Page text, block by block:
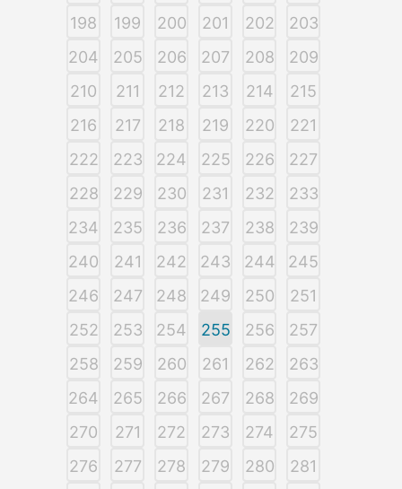
198
199 200 201 202
203
204
205 206 207 208
209
210
211 212 213 214
215
216
217 218 219 220
221
222
223 224 225 226
227
228
229 230 231 232
233
234
235 236 237 238
239
240
241 242 243 244
245
246
247 248 249 250
251
252
253 254 255 256
257
258
259 260 261 262
263
264
265 266 267 268
269
270
271 272 273 274
275
276
277 278 279 280
281